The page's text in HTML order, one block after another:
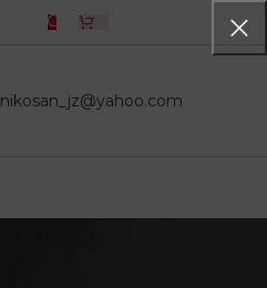
nikosan_jz@yahoo.com